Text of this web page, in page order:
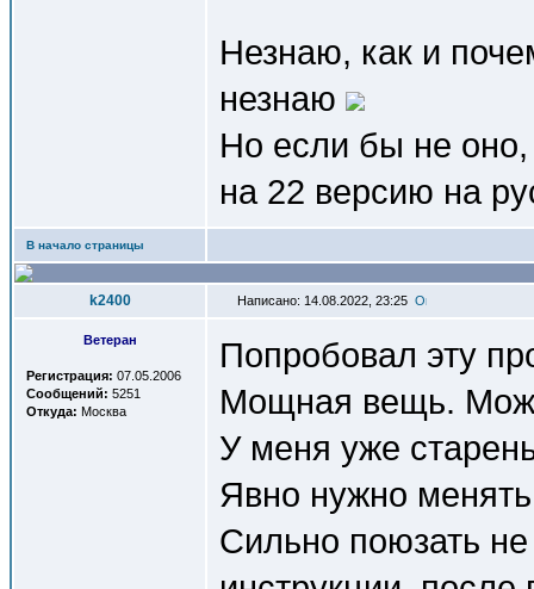
Незнаю, как и
незнаю
Но если бы не оно,
на 22 версию на
В начало страницы
k2400 Написано: 14.08.2022, 23:25
Ветеран
Регистрация: 07.05.2006
Сообщений: 5251
Откуда: Москва
Попробовал эту
Мощная вещь.
У меня уже
Явно нужно
Сильно поюзать